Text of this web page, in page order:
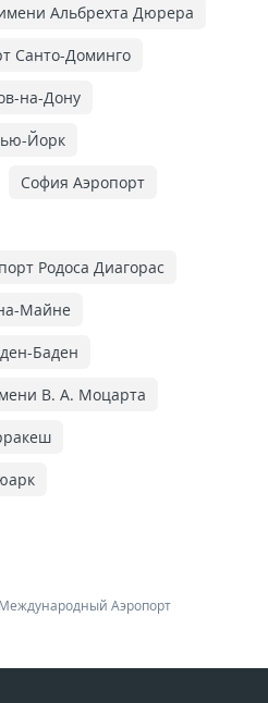
Альбрехта Дюрера
Санто-Доминго
на-Дону
Йорк
София Аэропорт
Родоса Диагорас
Майне
Баден
В. А. Моцарта
Аэропорт